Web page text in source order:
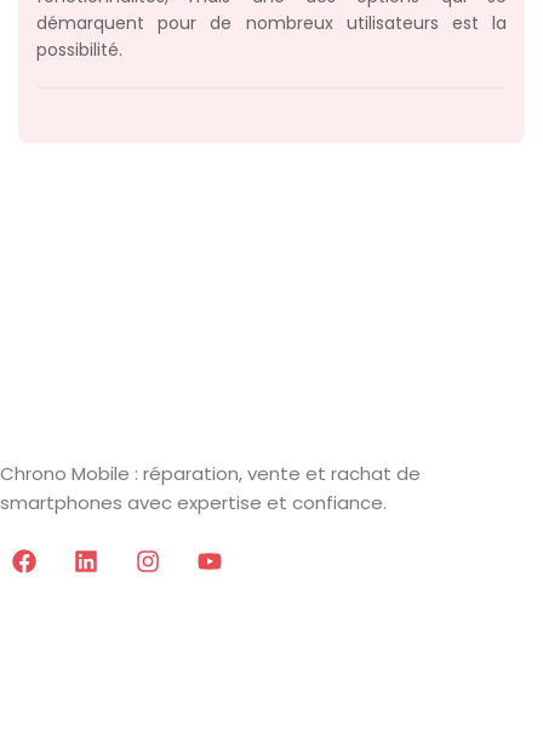
démarquent pour de nombreux utilisateurs est la
possibilité.
Chrono Mobile : réparation, vente et rachat de
smartphones avec expertise et confiance.